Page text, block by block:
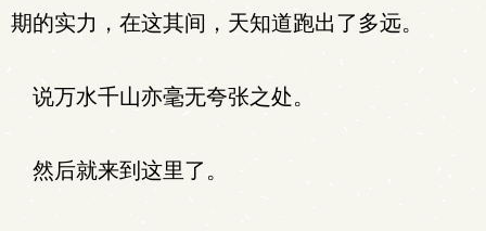
期的实力，在这其间，天知道跑出了多远。
说万水千山亦毫无夸张之处。
然后就来到这里了。